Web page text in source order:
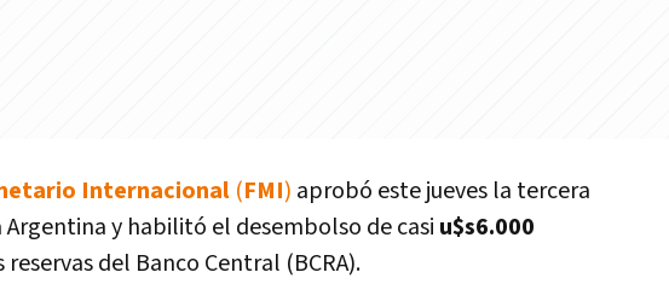
Internacional (FMI) aprobó este jueves la tercera
y habilitó el desembolso de casi u$s6.000
del Banco Central (BCRA).